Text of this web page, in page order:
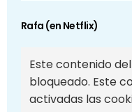
Rafa (en Netflix)
Este contenido
bloqueado. Este
activadas las